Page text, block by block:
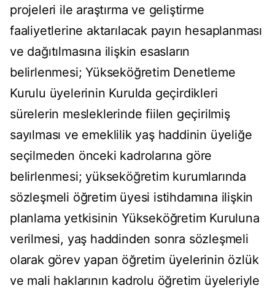
projeleri ile araştırma ve geliştirme
faaliyetlerine aktarılacak payın hesaplanması
ve dağıtılmasına ilişkin esasların
belirlenmesi; Yükseköğretim Denetleme
Kurulu üyelerinin Kurulda geçirdikleri
sürelerin mesleklerinde fiilen geçirilmiş
sayılması ve emeklilik yaş haddinin üyeliğe
seçilmeden önceki kadrolarına göre
belirlenmesi; yükseköğretim kurumlarında
sözleşmeli öğretim üyesi istihdamına ilişkin
planlama yetkisinin Yükseköğretim Kuruluna
verilmesi, yaş haddinden sonra sözleşmeli
olarak görev yapan öğretim üyelerinin özlük
ve mali haklarının kadrolu öğretim üyeleriyle